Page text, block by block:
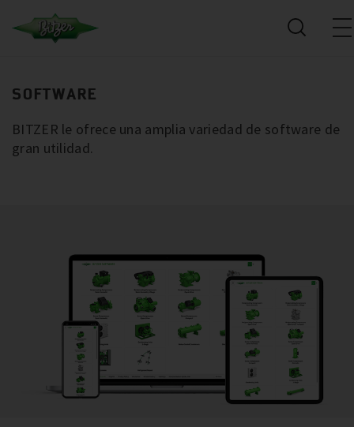
SOFTWARE
BITZER le ofrece una amplia variedad de software de
gran utilidad.